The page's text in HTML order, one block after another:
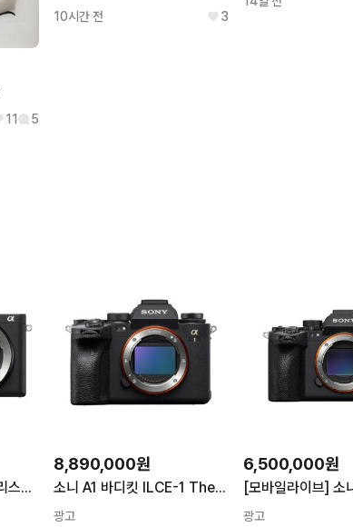
11 5
10시간 전 3
소니 알파 A6400 미러리스카메라 바디 블랙 ILCE-6400
8,890,000원
소니 A1 바디킷 ILCE-1 The One 8K지원 풀프레임 카메라
광고
6,500,000원
광고